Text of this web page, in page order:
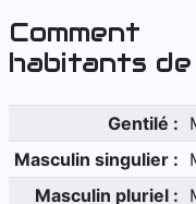
habitants de
Gentilé :
Masculin singulier :
Masculin pluriel :